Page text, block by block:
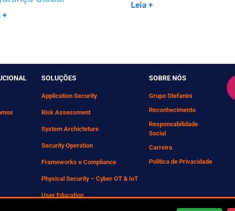
+
Leia +
SOLUÇÕES
Application Security
Risk Assessment
System Archicteture
Security Operation
Frameworks e Compliance
Physical Security – Cyber OT & IoT
User Education
SOBRE NÓS
Grupo Stefanini
Reconhecimento
Responsabilidade
Social
Carreira
Política de Privacidade